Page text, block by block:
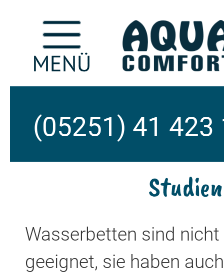
(05251) 41 423
Wasserbetten sind
geeignet, sie haben